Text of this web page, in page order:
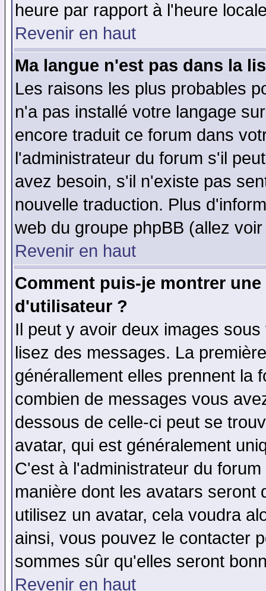
heure par rapport à l'heure
Revenir en haut
Ma langue n'est pas dans la
Les raisons les plus probables
n'a pas installé votre langage
encore traduit ce forum dans
l'administrateur du forum s'il
avez besoin, s'il n'existe pas
nouvelle traduction. Plus
web du groupe phpBB (allez
Revenir en haut
Comment puis-je montrer
d'utilisateur ?
Il peut y avoir deux images
lisez des messages. La
générallement elles prennent la
combien de messages vous
dessous de celle-ci peut se
avatar, qui est généralement
C'est à l'administrateur du
manière dont les avatars seront
utilisez un avatar, cela voudra
ainsi, vous pouvez le contacter
sommes sûr qu'elles seront
Revenir en haut